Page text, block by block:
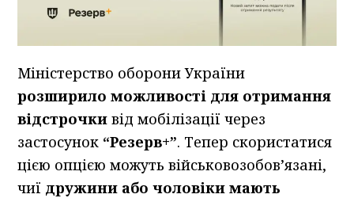
Міністерство оборони України
розширило можливості для отримання
відстрочки від мобілізації через
застосунок “Резерв+”. Тепер скористатися
цією опцією можуть військовозобов’язані,
чиї дружини або чоловіки мають